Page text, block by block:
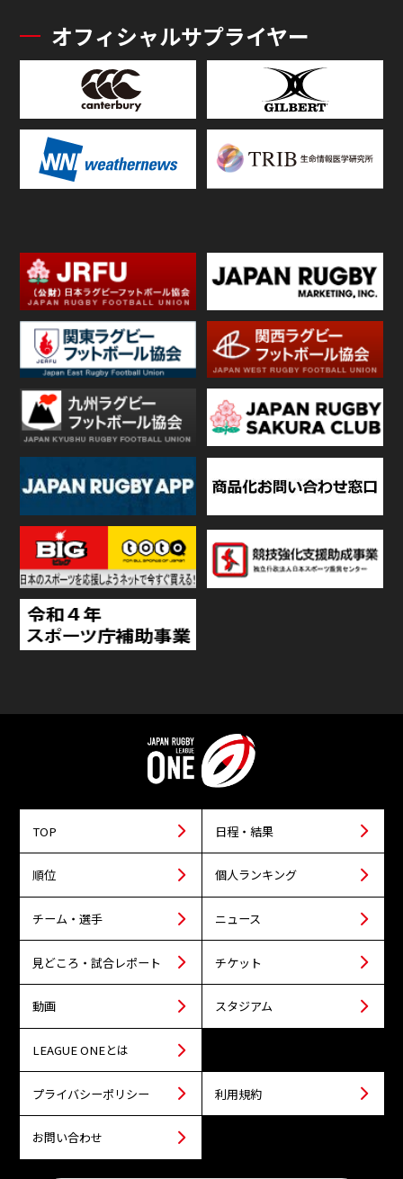
オフィシャルサプライヤー
TOP 日程・結果
順位 個人ランキング
チーム・選手 ニュース
見どころ・試合レポート チケット
動画 スタジアム
LEAGUE ONEとは
プライバシーポリシー 利用規約
お問い合わせ